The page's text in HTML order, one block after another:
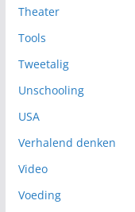
Theater
Tools
Tweetalig
Unschooling
USA
Verhalend denken
Video
Voeding